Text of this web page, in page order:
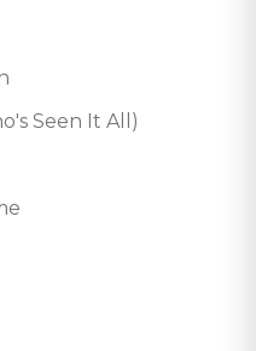
Seen It All)